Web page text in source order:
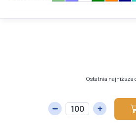
Ostatnia najniższa